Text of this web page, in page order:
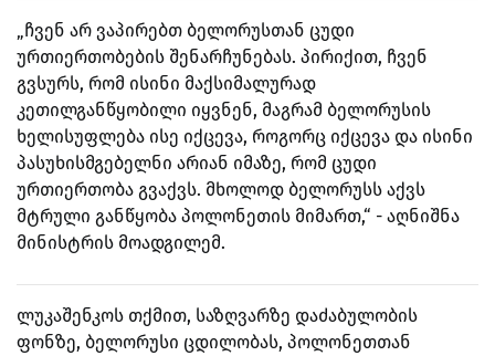
„ჩვენ არ ვაპირებთ ბელორუსთან ცუდი
ურთიერთობების შენარჩუნებას. პირიქით, ჩვენ
გვსურს, რომ ისინი მაქსიმალურად
კეთილგანწყობილი იყვნენ, მაგრამ ბელორუსის
ხელისუფლება ისე იქცევა, როგორც იქცევა და ისინი
პასუხისმგებელნი არიან იმაზე, რომ ცუდი
ურთიერთობა გვაქვს. მხოლოდ ბელორუსს აქვს
მტრული განწყობა პოლონეთის მიმართ,“ - აღნიშნა
მინისტრის მოადგილემ.
ლუკაშენკოს თქმით, საზღვარზე დაძაბულობის
ფონზე, ბელორუსი ცდილობას, პოლონეთთან